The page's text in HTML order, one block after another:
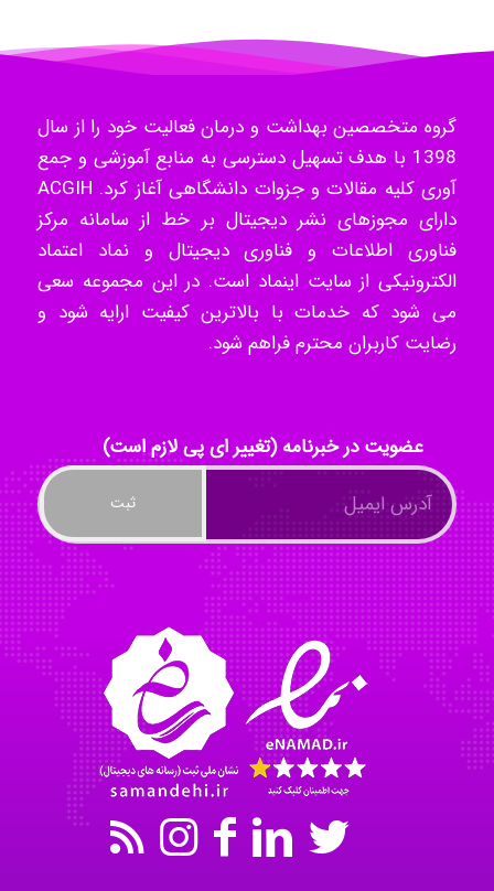
Mohammad
Tavan
akhtar shahsavandi
ayda habibnejad
Nazaninkarkon
Omid
Mehrab
گروه متخصصین بهداشت و درمان فعالیت خود را از سال
1398 با هدف تسهیل دسترسی به منابع آموزشی و جمع
آوری کلیه مقالات و جزوات دانشگاهی آغاز کرد. ACGIH
دارای مجوزهای نشر دیجیتال بر خط از سامانه مرکز
فناوری اطلاعات و فناوری دیجیتال و نماد اعتماد
الکترونیکی از سایت اینماد است. در این مجموعه سعی
می شود که خدمات با بالاترین کیفیت ارایه شود و
رضایت کاربران محترم فراهم شود.
عضویت در خبرنامه (تغییر ای پی لازم است)